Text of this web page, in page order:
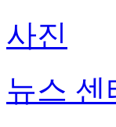
사진
뉴스 센